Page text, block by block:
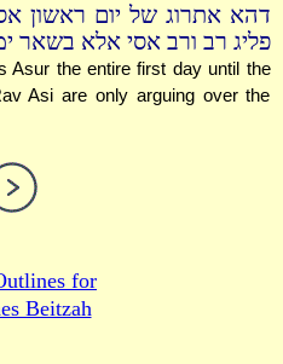
דהא אתרוג של יום ראשון
פליג רב ורב אסי אלא בשאר
Asur the entire first day until the
Asi are only arguing over the
for
Beitzah